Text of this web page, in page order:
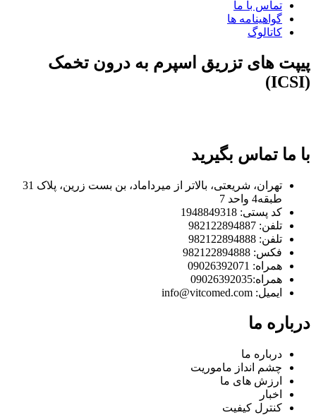
تماس با ما
گواهینامه ها
کاتالوگ
پیپت های تزریق اسپرم به درون تخمک
(ICSI)
با ما تماس بگیرید
تهران، شریعتی، بالاتر از میرداماد، بن بست زرین، پلاک 31
طبقه4 واحد 7
کد پستی: 1948849318
تلفن: 982122894887
تلفن: 982122894888
فکس: 982122894888
همراه: 09026392071
همراه:09026392035
ایمیل: info@vitcomed.com
درباره ما
درباره ما
چشم انداز ماموریت
ارزش های ما
اخبار
کنترل کیفیت